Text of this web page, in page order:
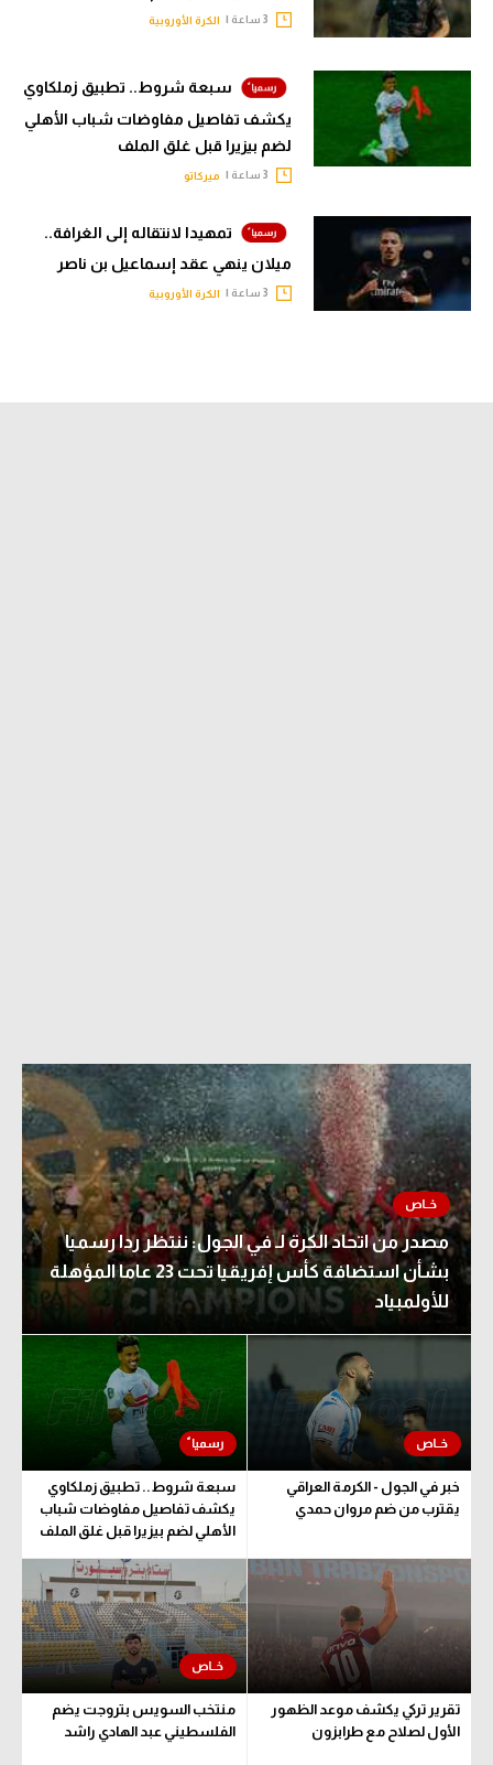
الكرة الأوروبية
سبعة شروط.. تطبيق زملكاوي
يكشف تفاصيل مفاوضات شباب الأهلي
لضم بيزيرا قبل غلق الملف
ميركاتو
تمهيدا لانتقاله إلى الغرافة..
ميلان ينهي عقد إسماعيل بن ناصر
الكرة الأوروبية
مصدر من اتحاد الكرة لـ في الجول: ننتظر ردا رسميا
بشأن استضافة كأس إفريقيا تحت 23 عاما المؤهلة
للأولمبياد
خبر في الجول - الكرمة العراقي
يقترب من ضم مروان حمدي
سبعة شروط.. تطبيق زملكاوي
يكشف تفاصيل مفاوضات شباب
الأهلي لضم بيزيرا قبل غلق الملف
تقرير تركي يكشف موعد الظهور
الأول لصلاح مع طرابزون
منتخب السويس بتروجت يضم
الفلسطيني عبد الهادي راشد